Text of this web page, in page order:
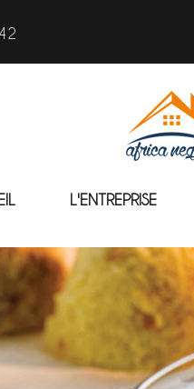
L'ENTREPRISE